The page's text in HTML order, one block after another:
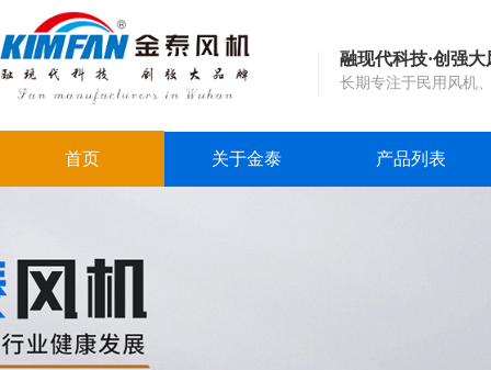
融现代科技·创强
长期专注于民用风机
首页 关于金泰 产品列表